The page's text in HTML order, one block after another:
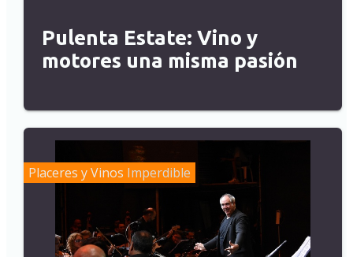
Pulenta Estate: Vino y
motores una misma pasión
Placeres y Vinos Imperdible